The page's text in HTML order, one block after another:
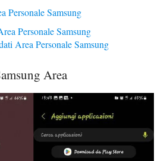
Personale Samsung
Personale Samsung
Area Personale Samsung
Area